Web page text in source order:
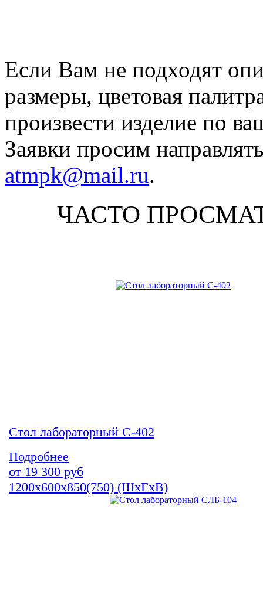
Если Вам не подходят
размеры, цветовая
произвести изделие по
Заявки просим
atmpk@mail.ru.
ЧАСТО
Стол лабораторный С-402
Подробнее
от 19 300 руб
1200х600х850(750) (ШхГхВ)